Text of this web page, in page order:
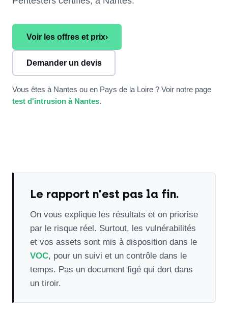
Voir les offres et prix›
Demander un devis
Vous êtes à Nantes ou en Pays de la Loire ? Voir notre page
test d'intrusion à Nantes.
Le rapport n'est pas la fin.
On vous explique les résultats et on priorise
par le risque réel. Surtout, les vulnérabilités
et vos assets sont mis à disposition dans le
VOC, pour un suivi et un contrôle dans le
temps. Pas un document figé qui dort dans
un tiroir.